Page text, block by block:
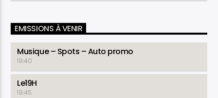
EMISSIONS À VENIR
Musique – Spots – Auto promo
19:40
Le19H
19:45